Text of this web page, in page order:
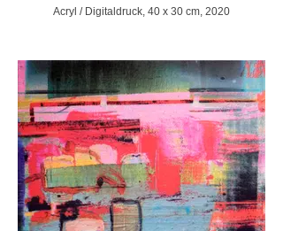
Acryl / Digitaldruck, 40 x 30 cm, 2020